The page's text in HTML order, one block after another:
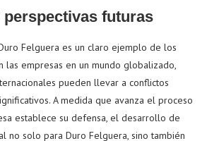
futuras
Felguera es un claro ejemplo de los
las empresas en un mundo globalizado,
pueden llevar a conflictos
A medida que avanza el proceso
establece su defensa, el desarrollo de
no solo para Duro Felguera, sino también